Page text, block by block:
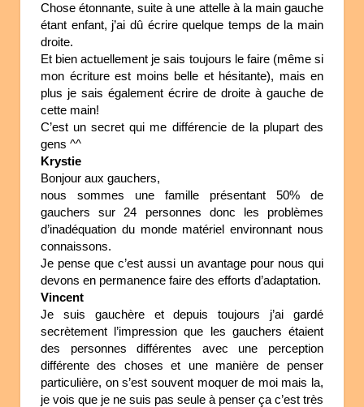
Chose étonnante, suite à une attelle à la main gauche
étant enfant, j’ai dû écrire quelque temps de la main
droite.
Et bien actuellement je sais toujours le faire (même si
mon écriture est moins belle et hésitante), mais en
plus je sais également écrire de droite à gauche de
cette main!
C’est un secret qui me différencie de la plupart des
gens ^^
Krystie
Bonjour aux gauchers,
nous sommes une famille présentant 50% de
gauchers sur 24 personnes donc les problèmes
d’inadéquation du monde matériel environnant nous
connaissons.
Je pense que c’est aussi un avantage pour nous qui
devons en permanence faire des efforts d’adaptation.
Vincent
Je suis gauchère et depuis toujours j’ai gardé
secrètement l’impression que les gauchers étaient
des personnes différentes avec une perception
différente des choses et une manière de penser
particulière, on s’est souvent moquer de moi mais la,
je vois que je ne suis pas seule à penser ça c’est très